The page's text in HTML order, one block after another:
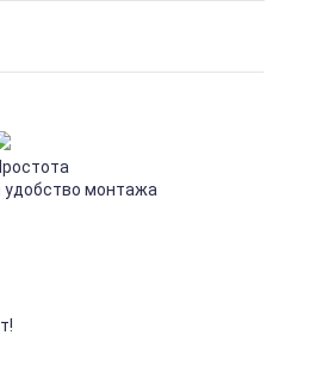
удобство монтажа